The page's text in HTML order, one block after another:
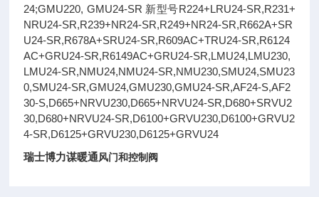
24;GMU220, GMU24-SR 新型号R224+LRU24-SR,R231+
NRU24-SR,R239+NR24-SR,R249+NR24-SR,R662A+SR
U24-SR,R678A+SRU24-SR,R609AC+TRU24-SR,R6124
AC+GRU24-SR,R6149AC+GRU24-SR,LMU24,LMU230,
LMU24-SR,NMU24,NMU24-SR,NMU230,SMU24,SMU23
0,SMU24-SR,GMU24,GMU230,GMU24-SR,AF24-S,AF2
30-S,D665+NRVU230,D665+NRVU24-SR,D680+SRVU2
30,D680+NRVU24-SR,D6100+GRVU230,D6100+GRVU2
4-SR,D6125+GRVU230,D6125+GRVU24
瑞士博力谋暖通风门和控制阀